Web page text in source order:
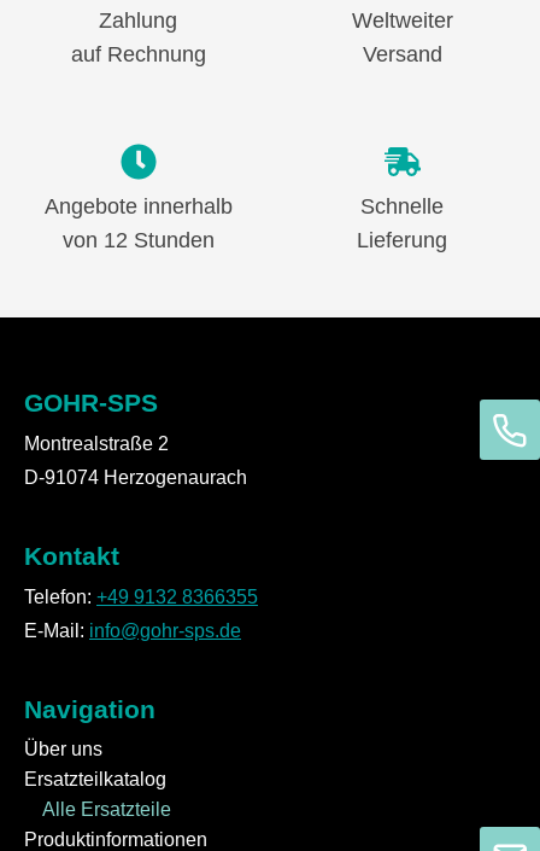
Zahlung
auf Rechnung
Weltweiter
Versand
Angebote innerhalb
von 12 Stunden
Schnelle
Lieferung
GOHR-SPS
Montrealstraße 2
D-91074 Herzogenaurach
Kontakt
Telefon: +49 9132 8366355
E-Mail: info@gohr-sps.de
Navigation
Über uns
Ersatzteilkatalog
Alle Ersatzteile
Produktinformationen